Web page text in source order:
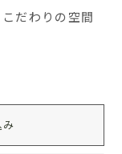
だわりの空間